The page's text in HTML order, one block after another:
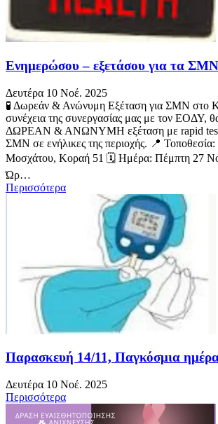
Ενημερώσου – εξετάσου για τα
Δευτέρα 10 Νοέ. 2025
🧪 Δωρεάν & Ανώνυμη Εξέταση για ΣΜΝ στο
συνέχεια της συνεργασίας μας με τον ΕΟΔΥ,
ΔΩΡΕΑΝ & ΑΝΩΝΥΜΗ εξέταση με rapid tests
ΣΜΝ σε ενήλικες της περιοχής. 📍
Μοσχάτου, Κοραή 51 🗓 Ημέρα: Πέμπτη 27
Ώρ…
Περισσότερα
Παρασκευή 14/11, Παγκόσμια
Δευτέρα 10 Νοέ. 2025
Περισσότερα